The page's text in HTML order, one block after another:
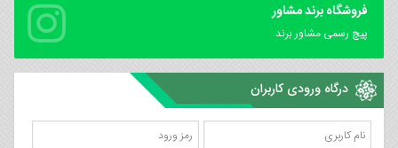
فروشگاه برند مشاور
پیچ رسمی مشاور برند
درگاه ورودی کاربران